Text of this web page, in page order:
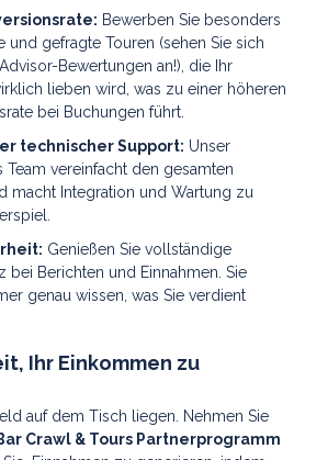
Bewerben Sie besonders
und gefragte Touren (sehen Sie sich
Bewertungen an!), die Ihr
lieben wird, was zu einer höheren
bei Buchungen führt.
technischer Support: Unser
Team vereinfacht den gesamten
macht Integration und Wartung zu
Genießen Sie vollständige
bei Berichten und Einnahmen. Sie
genau wissen, was Sie verdient
Ihr Einkommen zu
auf dem Tisch liegen. Nehmen Sie
Crawl & Tours Partnerprogramm